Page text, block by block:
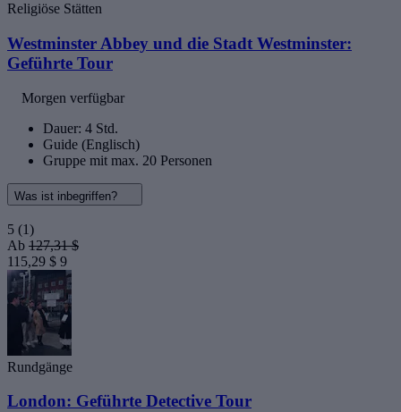
Religiöse Stätten
Westminster Abbey und die Stadt Westminster:
Geführte Tour
Morgen verfügbar
Dauer: 4 Std.
Guide (Englisch)
Gruppe mit max. 20 Personen
Was ist inbegriffen?
5 (1)
Ab 127,31 $
115,29 $ 9
Rundgänge
London: Geführte Detective Tour